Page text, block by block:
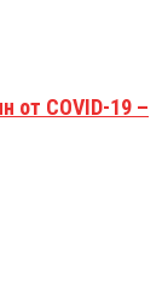
от COVID-19 –